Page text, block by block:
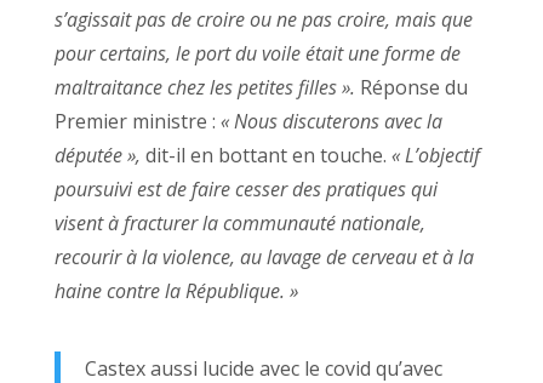
s’agissait pas de croire ou ne pas croire, mais que
pour certains, le port du voile était une forme de
maltraitance chez les petites filles ». Réponse du
Premier ministre : « Nous discuterons avec la
députée », dit-il en bottant en touche. « L’objectif
poursuivi est de faire cesser des pratiques qui
visent à fracturer la communauté nationale,
recourir à la violence, au lavage de cerveau et à la
haine contre la République. »
Castex aussi lucide avec le covid qu’avec